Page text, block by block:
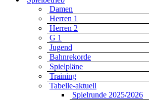
Damen
Herren 1
Herren 2
G 1
Jugend
Bahnrekorde
Spielpläne
Training
Tabelle-aktuell
Spielrunde 2025/2026